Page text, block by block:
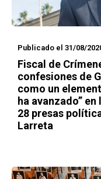
Publicado el 31/08/
Fiscal de
confesiones de
como un
ha avanzado”
28 presas
Larreta